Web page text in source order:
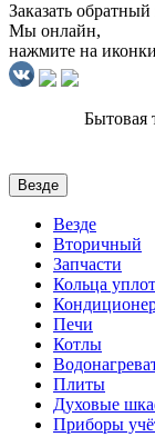
Заказать
Мы онлайн,
нажмите на
Бытовая
Везде
Везде
Вторичный
Запчасти
Кольца
Печи
Котлы
Плиты
Духовые
Приборы